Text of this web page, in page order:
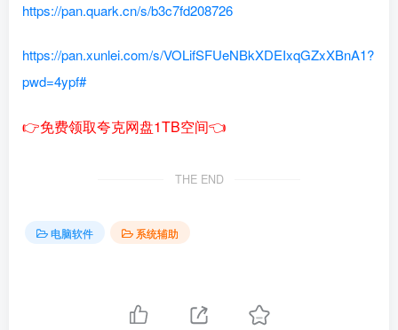
https://pan.quark.cn/s/b3c7fd208726
https://pan.xunlei.com/s/VOLifSFUeNBkXDEIxqGZxXBnA1?
pwd=4ypf#
👉免费领取夸克网盘1TB空间👈
THE END
电脑软件 系统辅助